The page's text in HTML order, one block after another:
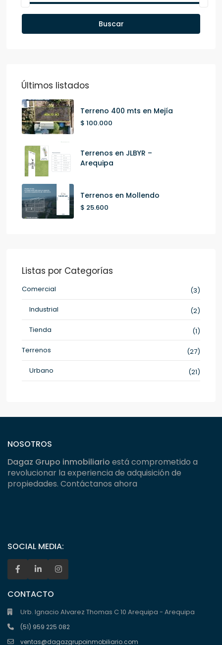
Buscar
Últimos listados
Terreno 400 mts en Mejía
$ 100.000
Terrenos en JLBYR –
Arequipa
Terrenos en Mollendo
$ 25.600
Listas por Categorías
Comercial
(3)
Industrial
(2)
Tienda
(1)
Terrenos
(27)
Urbano
(21)
NOSOTROS
Dagaz Grupo inmobiliario está comprometido a
revolucionar la experiencia de adquisición de
propiedades. Contáctanos ahora
SOCIAL MEDIA:
CONTACTO
Urb. Ignacio Alvarez Thomas C 10 Arequipa - Arequipa
(51) 959 225 082
ventas@dagazgrupoinmobiliario.com